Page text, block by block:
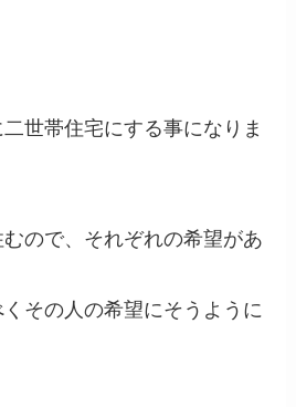
世帯住宅にする事になりま
ので、それぞれの希望があ
その人の希望にそうように